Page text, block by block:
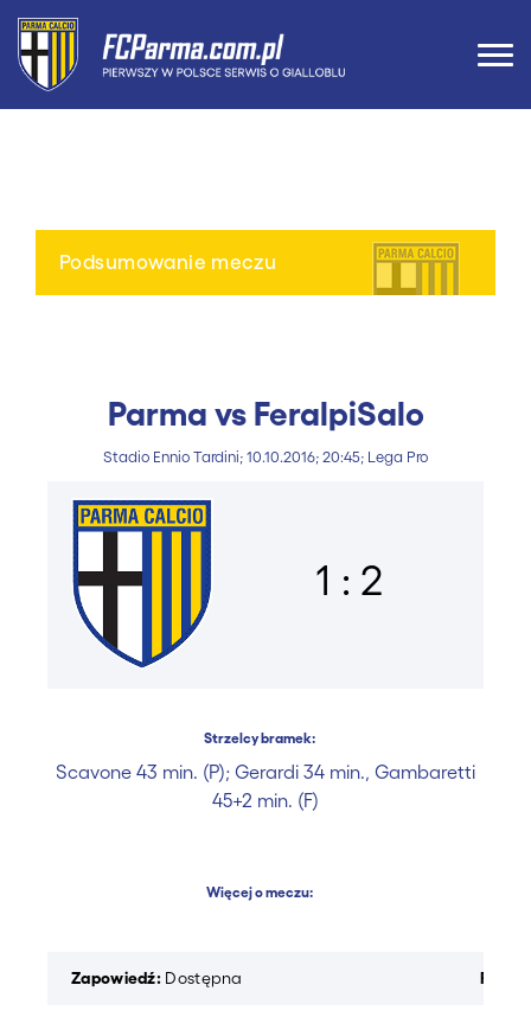
Podsumowanie meczu
Parma vs FeralpiSalo
Stadio Ennio Tardini; 10.10.2016; 20:45; Lega Pro
1 : 2
Strzelcy bramek:
Scavone 43 min. (P); Gerardi 34 min., Gambaretti
45+2 min. (F)
Więcej o meczu:
Zapowiedź: Dostępna